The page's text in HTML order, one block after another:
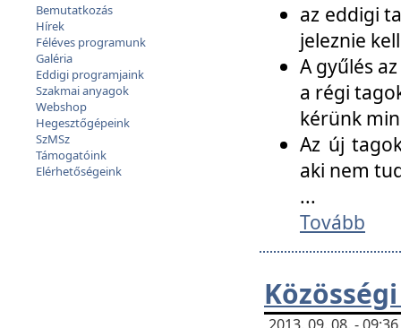
Bemutatkozás
Hírek
Féléves programunk
Galéria
Eddigi programjaink
Szakmai anyagok
Webshop
Hegesztőgépeink
SzMSz
Támogatóink
Elérhetőségeink
az eddigi
jeleznie
A gyűlés
a régi
kérünk
Az új
aki nem
...
Tovább